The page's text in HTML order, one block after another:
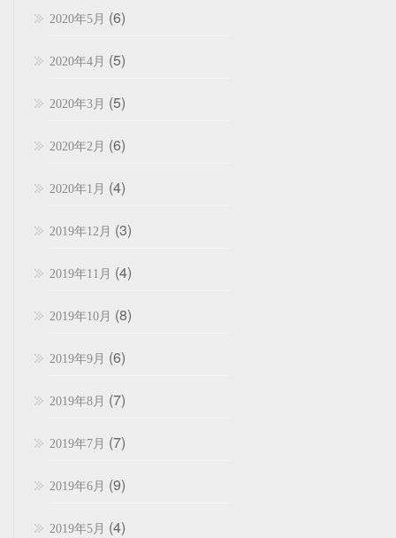
2020年5月 (6)
2020年4月 (5)
2020年3月 (5)
2020年2月 (6)
2020年1月 (4)
2019年12月 (3)
2019年11月 (4)
2019年10月 (8)
2019年9月 (6)
2019年8月 (7)
2019年7月 (7)
2019年6月 (9)
2019年5月 (4)